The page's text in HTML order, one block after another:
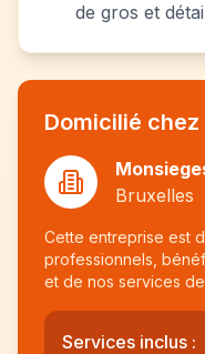
de gros et
Domicilié chez
Bruxelles
Cette entreprise est
professionnels,
et de nos services
Services inclus :